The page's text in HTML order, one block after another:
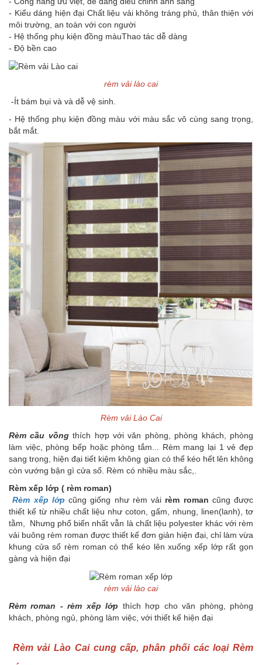
- Kiểu dáng hiện đại Chất liệu vải không tráng phủ, thân thiện với
môi trường, an toàn với con người
- Hệ thống phụ kiện đồng màuThao tác dễ dàng
- Độ bền cao
rèm vải lào cai
-Ít bám bụi và và dễ vệ sinh.
- Hệ thống phụ kiện đồng màu với màu sắc vô cùng sang trọng,
bắt mắt.
Rèm vải Lào Cai
Rèm cầu vồngthích hợp với văn phòng, phòng khách, phòng
làm việc, phòng bếp hoặc phòng tắm... Rèm mang lại 1 vẻ đẹp
sang trọng, hiện đại tiết kiệm không gian có thể kéo hết lên không
còn vướng bận gì cửa sổ. Rèm có nhiều màu sắc,.
Rèm xếp lớp ( rèm roman)
Rèm xếp lớp cũng giống như rèm vải rèm roman cũng được
thiết kế từ nhiều chất liệu như coton, gấm, nhung, linen(lanh), tơ
tằm, Nhưng phổ biến nhất vẫn là chất liệu polyester khác với rèm
vải buông rèm roman được thiết kế đơn giản hiện đại, chỉ làm vừa
khung cửa sổ rèm roman có thể kéo lên xuống xếp lớp rất gọn
gàng và hiện đại
rèm vải lào cai
Rèm roman - rèm xếp lớp thích hợp cho văn phòng, phòng
khách, phòng ngủ, phòng làm việc, với thiết kế hiện đại
Rèm vải Lào Cai cung cấp, phân phối các loại Rèm